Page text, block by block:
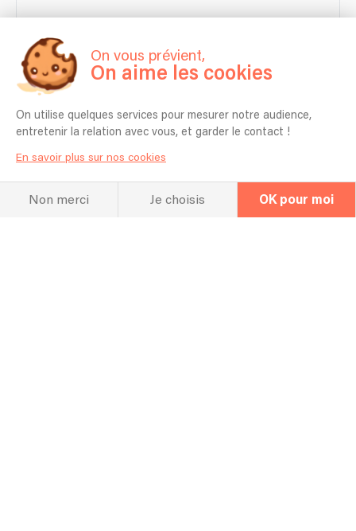
Elle s'associe désormais a d'autres musiciens pour sortir
son futur album et cherche constamment de nouvelles
sonorités soul et plus jazzy qui n'aurons pas fini de vous
On vous prévient,
On aime les cookies
On utilise quelques services pour mesurer notre audience,
entretenir la relation avec vous, et garder le contact !
En savoir plus sur nos cookies
Non merci Je choisis OK pour moi